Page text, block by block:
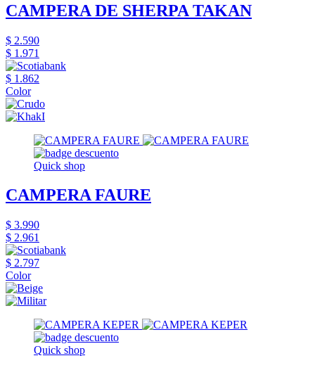
CAMPERA DE SHERPA TAKAN
$ 2.590
$ 1.971
$ 1.862
Color
Quick shop
CAMPERA FAURE
$ 3.990
$ 2.961
$ 2.797
Color
Quick shop